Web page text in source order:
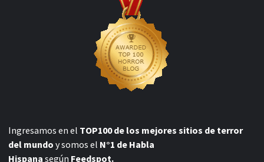
Ingresamos en el TOP100 de los mejores sitios de terror
del mundo y somos el N°1 de Habla
Hispana según Feedspot.